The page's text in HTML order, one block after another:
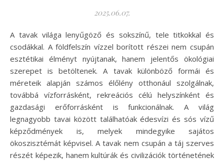
2025.06.07.
A tavak világa lenyűgöző és sokszínű, tele titkokkal és
csodákkal. A földfelszín vízzel borított részei nem csupán
esztétikai élményt nyújtanak, hanem jelentős ökológiai
szerepet is betöltenek. A tavak különböző formái és
méreteik alapján számos élőlény otthonául szolgálnak,
továbbá vízforrásként, rekreációs célú helyszínként és
gazdasági erőforrásként is funkcionálnak. A világ
legnagyobb tavai között találhatóak édesvízi és sós vízű
képződmények is, melyek mindegyike sajátos
ökoszisztémát képvisel. A tavak nem csupán a táj szerves
részét képezik, hanem kultúrák és civilizációk történetének